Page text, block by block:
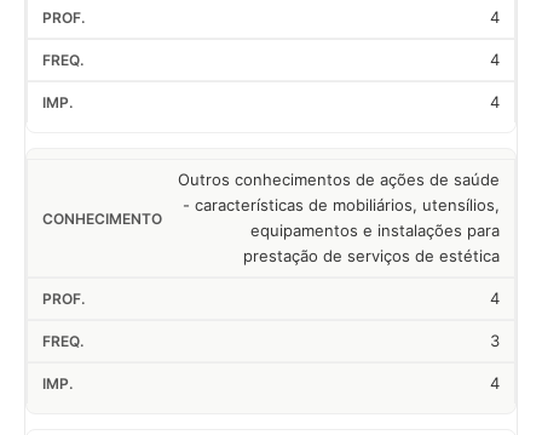
4
4
4
Outros conhecimentos de ações de saúde
- características de mobiliários, utensílios,
equipamentos e instalações para
prestação de serviços de estética
4
3
4